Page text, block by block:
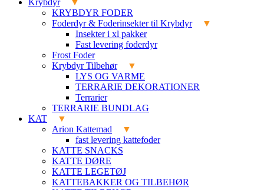
Krybdyr
KRYBDYR FODER
Foderdyr & Foderinsekter til Krybdyr
Insekter i xl pakker
Fast levering foderdyr
Frost Foder
Krybdyr Tilbehør
LYS OG VARME
TERRARIE DEKORATIONER
Terrarier
TERRARIE BUNDLAG
KAT
Arion Kattemad
fast levering kattefoder
KATTE SNACKS
KATTE DØRE
KATTE LEGETØJ
KATTEBAKKER OG TILBEHØR